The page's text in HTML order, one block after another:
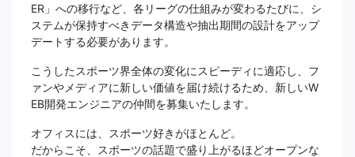
ER」への移行など、各リーグの仕組みが変わるたびに、シ
ステムが保持すべきデータ構造や抽出期間の設計をアップ
デートする必要があります。
こうしたスポーツ界全体の変化にスピーディに適応し、フ
ァンやメディアに新しい価値を届け続けるため、新しいW
EB開発エンジニアの仲間を募集いたします。
オフィスには、スポーツ好きがほとんど。
だからこそ、スポーツの話題で盛り上がるほどオープンな